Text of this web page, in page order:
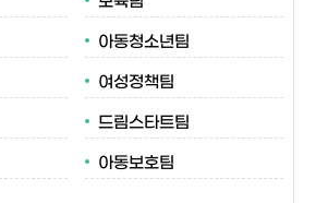
아동청소년팀
여성정책팀
드림스타트팀
아동보호팀